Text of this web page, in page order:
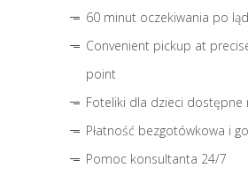
60 minut oczekiwania po
Convenient pickup at
point
Foteliki dla dzieci dostępne
Płatność bezgotówkowa i
Pomoc konsultanta 24/7